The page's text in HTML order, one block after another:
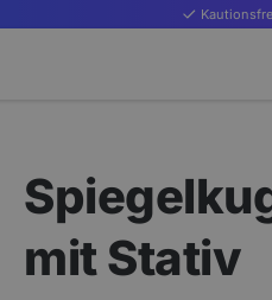
mit Stativ